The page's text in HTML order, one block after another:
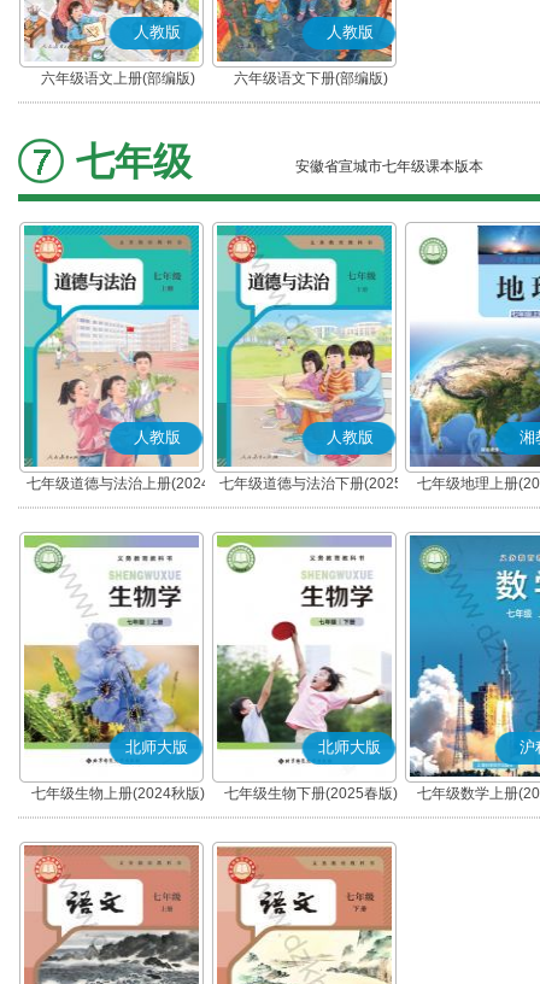
人教版
六年级语文上册(部编版)
人教版
六年级语文下册(部编版)
七年级 安徽省宣城市七年级课本版本
人教版
七年级道德与法治上册(2024
秋版)(部编版)
人教版
七年级道德与法治下册(2025
春版)(部编版)
湘
七年级地理上册
北师大版
七年级生物上册(2024秋版)
北师大版
七年级生物下册(2025春版)
沪
七年级数学上册